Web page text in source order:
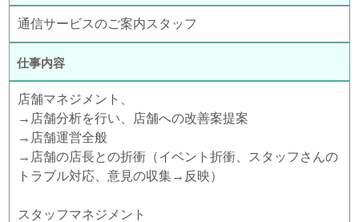
通信サービスのご案内スタッフ
仕事内容
店舗マネジメント、
→店舗分析を行い、店舗への改善案提案
→店舗運営全般
→店舗の店長との折衝（イベント折衝、スタッフさんの
トラブル対応、意見の収集→反映）
スタッフマネジメント